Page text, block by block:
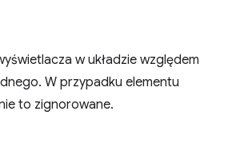
w układzie względem
W przypadku elementu
to zignorowane.